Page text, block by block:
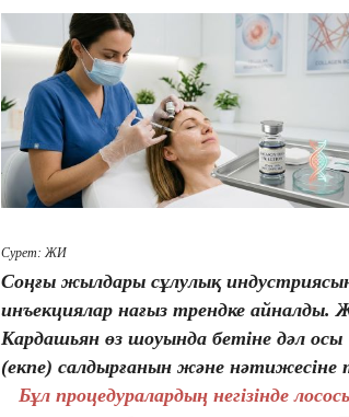
Сурет: ЖИ
Соңғы жылдары сұлулық
инъекциялар нағыз трендке айналды.
Кардашьян өз шоуында бетіне дәл
(екпе) салдырғанын және
Бұл процедуралардың негізінде